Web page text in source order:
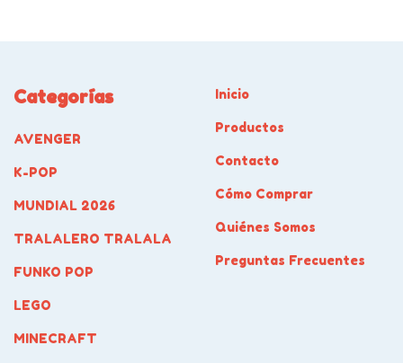
Categorías
AVENGER
K-POP
MUNDIAL 2026
TRALALERO TRALALA
FUNKO POP
LEGO
MINECRAFT
Inicio
Productos
Contacto
Cómo Comprar
Quiénes Somos
Preguntas Frecuentes